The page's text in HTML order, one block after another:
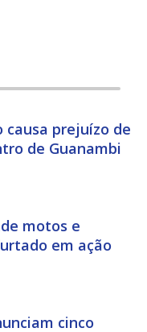
causa prejuízo de
de Guanambi
motos e
em ação
cinco